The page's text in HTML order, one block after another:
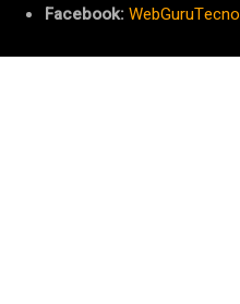
Facebook:WebGuruTecno